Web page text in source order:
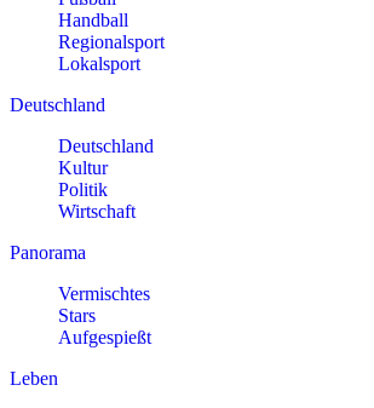
Handball
Regionalsport
Lokalsport
Deutschland
Deutschland
Kultur
Politik
Wirtschaft
Panorama
Vermischtes
Stars
Aufgespießt
Leben